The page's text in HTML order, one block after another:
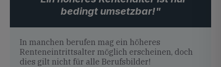
bedingt umsetzbar!"
In manchen berufen mag ein höheres
Renteneintrittsalter möglich erscheinen, doch
dies gilt nicht für alle Berufsbilder!